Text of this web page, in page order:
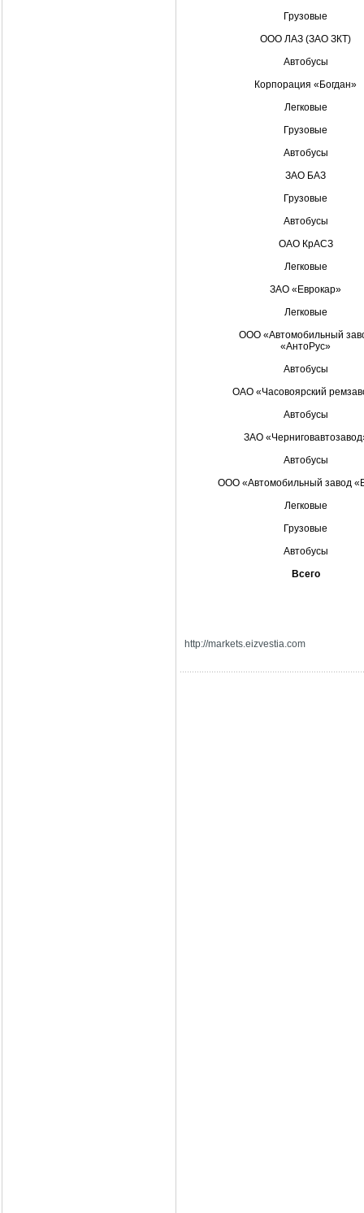
Грузовые
ООО ЛАЗ (ЗАО ЗКТ)
Автобусы
Корпорация «Богдан»
Легковые
Грузовые
Автобусы
ЗАО БАЗ
Грузовые
Автобусы
ОАО КрАСЗ
Легковые
ЗАО «Еврокар»
Легковые
ООО «Автомобильный
«АнтоРус»
Автобусы
ОАО «Часовоярский
Автобусы
ЗАО
Автобусы
ООО «Автомобильный завод
Легковые
Грузовые
Автобусы
Всего
http://markets.eizvestia.com